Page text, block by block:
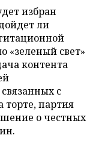
избран
ли
«зеленый свет»
контента
с
партия
о честных